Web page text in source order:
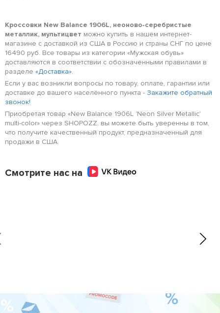
Кроссовки New Balance 1906L, неоново‑серебристые
металлик, мультицвет можно купить в нашем интернет-
магазине с доставкой из США в Россию и страны СНГ по цене
16490 руб. Все товары из категории «Мужская обувь»
доставляются в соответствии с обозначенными правилами в
разделе «Доставка».
Если у вас возникли вопросы по товару, оплате, гарантии или
доставке до вашего населённого пункта - Закажите обратный
звонок!
Приобретая товар «New Balance 1906L 'Neon Silver Metallic'
multi-color» через SHOPOZZ, вы можете быть уверенны в том,
что получите качественный продукт, предназначенный для
продажи в США.
Смотрите нас на